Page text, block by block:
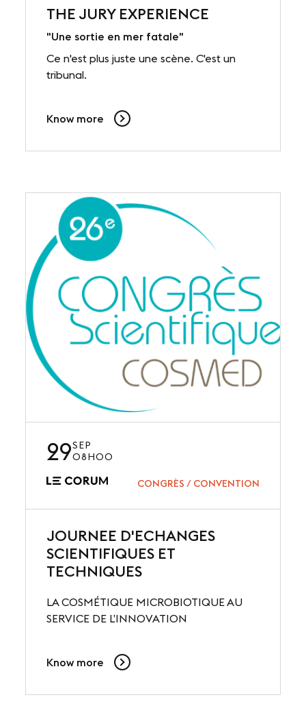
THE JURY EXPERIENCE
"Une sortie en mer fatale"
Ce n'est plus juste une scène. C'est un
tribunal.
Know more
29SEP
08H00
CONGRÈS / CONVENTION
JOURNEE D'ECHANGES
SCIENTIFIQUES ET
TECHNIQUES
LA COSMÉTIQUE MICROBIOTIQUE AU
SERVICE DE L’INNOVATION
Know more